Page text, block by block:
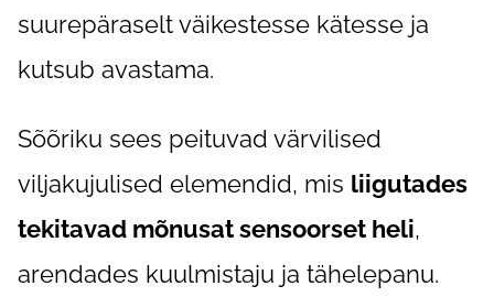
suurepäraselt väikestesse kätesse ja
kutsub avastama.
Sõõriku sees peituvad värvilised
viljakujulised elemendid, mis liigutades
tekitavad mõnusat sensoorset heli,
arendades kuulmistaju ja tähelepanu.